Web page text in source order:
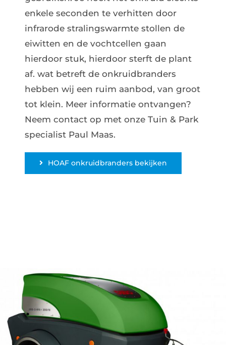
enkele seconden te verhitten door
infrarode stralingswarmte stollen de
eiwitten en de vochtcellen gaan
hierdoor stuk, hierdoor sterft de plant
af. wat betreft de onkruidbranders
hebben wij een ruim aanbod, van groot
tot klein. Meer informatie ontvangen?
Neem contact op met onze Tuin & Park
specialist Paul Maas.
HOAF onkruidbranders bekijken